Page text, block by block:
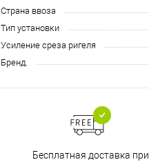
Страна ввоза
Тип установки
Усиление среза ригеля
Бренд.
Бесплатная доставка при